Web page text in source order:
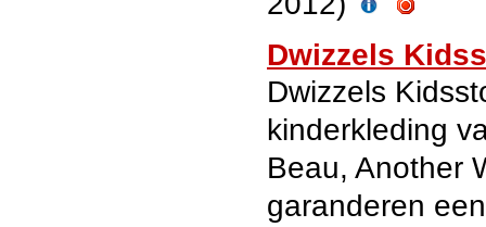
Dwizzels
Dwizzels
kinderkleding
Beau, Another
garanderen